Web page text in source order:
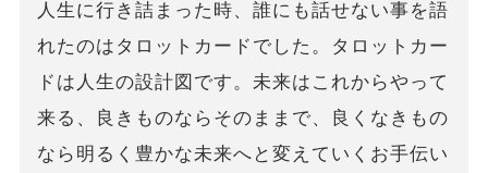
人生に行き詰まった時、誰にも話せない事を語
れたのはタロットカードでした。タロットカー
ドは人生の設計図です。未来はこれからやって
来る、良きものならそのままで、良くなきもの
なら明るく豊かな未来へと変えていくお手伝い